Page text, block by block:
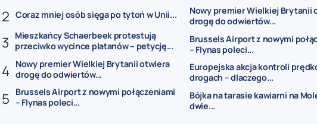
Coraz mniej osób sięga po tytoń w Unii...
Mieszkańcy Schaerbeek protestują
przeciwko wycince platanów – petycję...
Nowy premier Wielkiej Brytanii otwiera
drogę do odwiertów...
Brussels Airport z nowymi połączeniami
– Flynas poleci...
Nowy premier Wielkiej Brytanii
drogę do odwiertów...
Brussels Airport z nowymi
– Flynas poleci...
Europejska akcja kontroli
drogach – dlaczego...
Bójka na tarasie kawiarni na
dwie...